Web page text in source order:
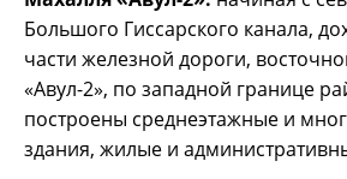
Большого Гиссарского канала,
части железной дороги,
«Авул-2», по западной границе
построены среднеэтажные и
здания, жилые и